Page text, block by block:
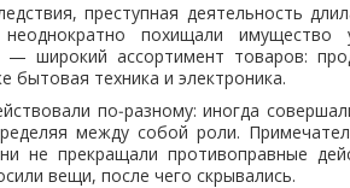
преступная деятельность
похищали
— широкий ассортимент товаров:
бытовая техника и электроника.
по‑разному: иногда
между собой роли.
не прекращали противоправные
вещи, после чего скрывались.